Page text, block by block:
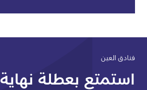
فنادق العين
استمتع بعطلة نهاية